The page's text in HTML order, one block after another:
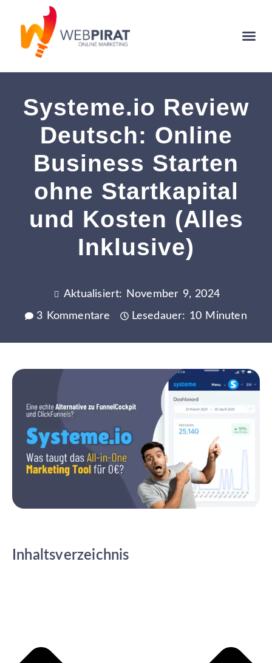
Systeme.io Review
Deutsch: Online
Business Starten
ohne Startkapital
und Kosten (Alles
Inklusive)
Aktualisiert: November 9, 2024
3 Kommentare
Lesedauer: 10 Minuten
Inhaltsverzeichnis